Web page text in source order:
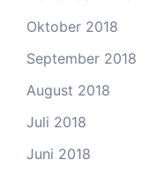
Oktober 2018
September 2018
August 2018
Juli 2018
Juni 2018